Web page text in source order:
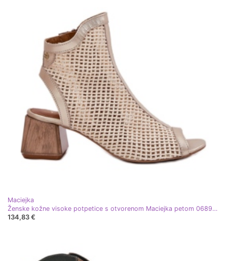
Maciejka
Ženske kožne visoke potpetice s otvorenom Maciejka petom 06899-25 Golden-Beige bež
134,83 €